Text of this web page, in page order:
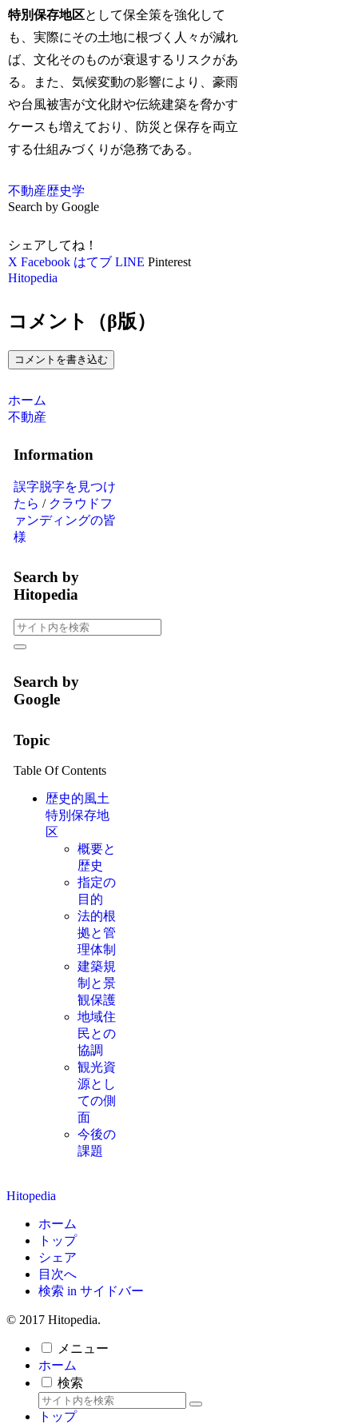
特別保存地区として保全策を強化して
も、実際にその土地に根づく人々が減れ
ば、文化そのものが衰退するリスクがあ
る。また、気候変動の影響により、豪雨
や台風被害が文化財や伝統建築を脅かす
ケースも増えており、防災と保存を両立
する仕組みづくりが急務である。
不動産歴史学
Search by Google
シェアしてね！
X Facebook はてブ LINE Pinterest
Hitopedia
コメント（β版）
コメントを書き込む
ホーム
不動産
Information
誤字脱字を見つけ
たら / クラウドフ
ァンディングの皆
様
Search by
Hitopedia
Search by
Google
Topic
Table Of Contents
歴史的風土
特別保存地
区
概要と
歴史
指定の
目的
法的根
拠と管
理体制
建築規
制と景
観保護
地域住
民との
協調
観光資
源とし
ての側
面
今後の
課題
Hitopedia
ホーム
トップ
シェア
目次へ
検索 in サイドバー
© 2017 Hitopedia.
メニュー
ホーム
検索
トップ